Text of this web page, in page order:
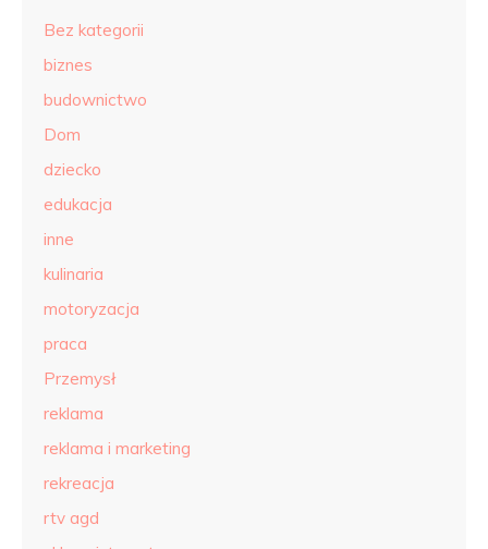
Bez kategorii
biznes
budownictwo
Dom
dziecko
edukacja
inne
kulinaria
motoryzacja
praca
Przemysł
reklama
reklama i marketing
rekreacja
rtv agd